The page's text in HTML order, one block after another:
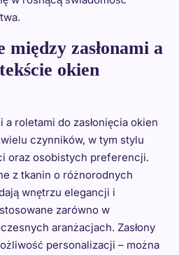
między zasłonami a
okien
a roletami do zasłonięcia okien
czynników, w tym stylu
oraz osobistych preferencji.
z tkanin o różnorodnych
wnętrzu elegancji i
zarówno w
aranżacjach. Zasłony
personalizacji – można